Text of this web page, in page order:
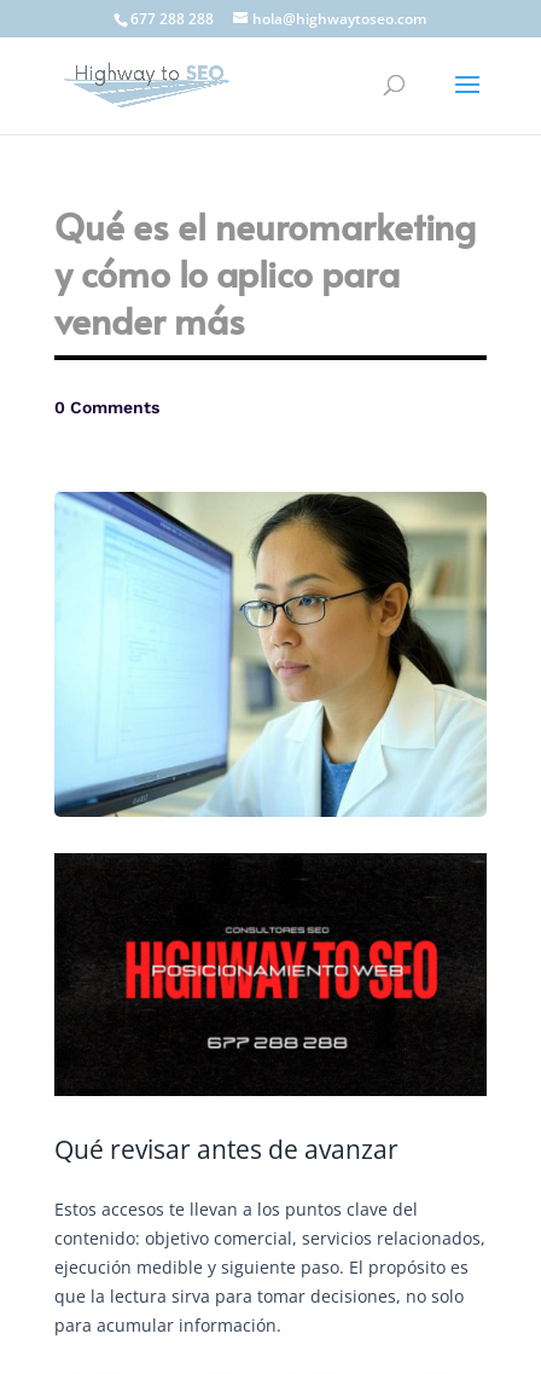
677 288 288 hola@highwaytoseo.com
Qué es el neuromarketing
y cómo lo aplico para
vender más
0 Comments
Qué revisar antes de avanzar
Estos accesos te llevan a los puntos clave del
contenido: objetivo comercial, servicios relacionados,
ejecución medible y siguiente paso. El propósito es
que la lectura sirva para tomar decisiones, no solo
para acumular información.